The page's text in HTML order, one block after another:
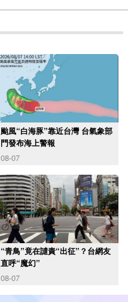
颱風“白海豚”靠近台灣 台氣象部
門發布海上警報
08-07
“青鳥”竟在譴責“出征”？台網友
直呼“魔幻”
08-07